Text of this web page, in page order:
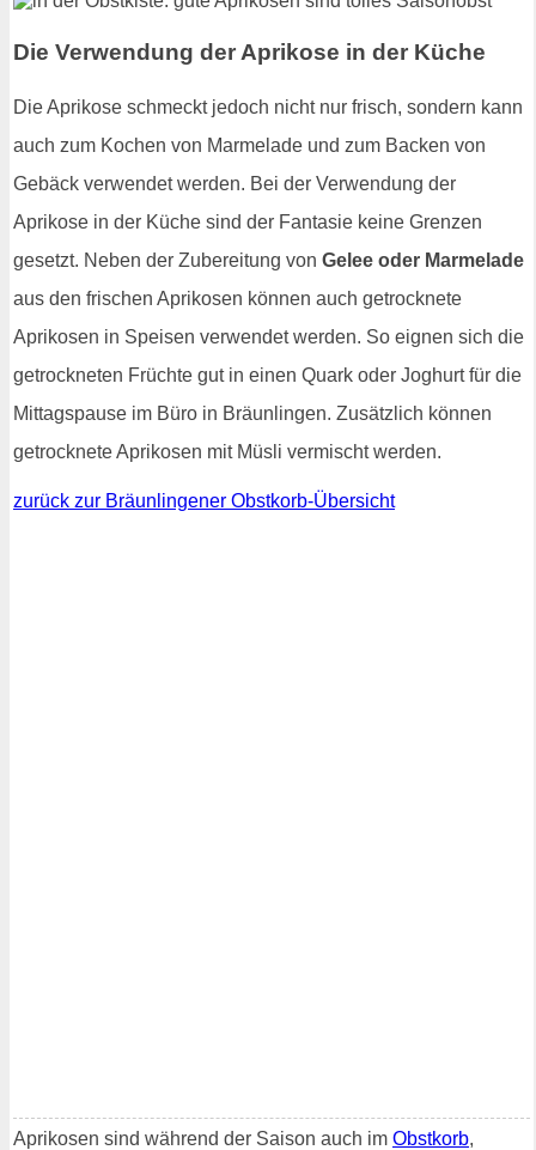
Die Verwendung der Aprikose in der Küche
Die Aprikose schmeckt jedoch nicht nur frisch, sondern kann
auch zum Kochen von Marmelade und zum Backen von
Gebäck verwendet werden. Bei der Verwendung der
Aprikose in der Küche sind der Fantasie keine Grenzen
gesetzt. Neben der Zubereitung von Gelee oder Marmelade
aus den frischen Aprikosen können auch getrocknete
Aprikosen in Speisen verwendet werden. So eignen sich die
getrockneten Früchte gut in einen Quark oder Joghurt für die
Mittagspause im Büro in Bräunlingen. Zusätzlich können
getrocknete Aprikosen mit Müsli vermischt werden.
zurück zur Bräunlingener Obstkorb-Übersicht
Aprikosen sind während der Saison auch im Obstkorb,